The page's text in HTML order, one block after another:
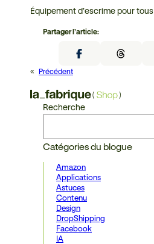
Équipement d’escrime pour tous
Partager l’article:
« Précédent
Recherche
Catégories du blogue
Amazon
Applications
Astuces
Contenu
Design
DropShipping
Facebook
IA